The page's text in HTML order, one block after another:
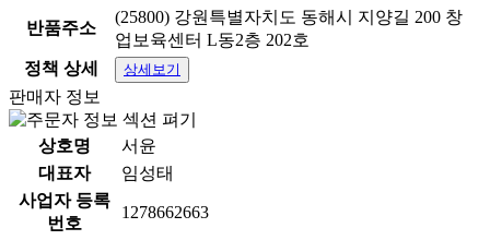
반품주소
(25800) 강원특별자치도 동해시 지양길 200 창
업보육센터 L동2층 202호
정책 상세
상세보기
판매자 정보
상호명
서윤
대표자
임성태
사업자 등록
번호
1278662663